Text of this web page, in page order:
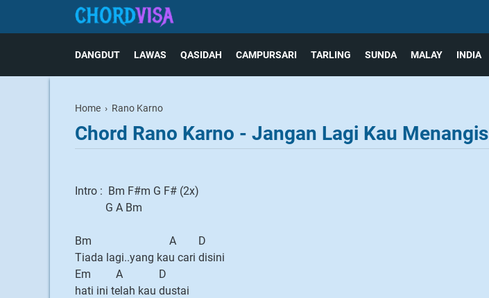
DANGDUT LAWAS QASIDAH CAMPURSARI TARLING SUNDA MALAY INDIA
Home › Rano Karno
Chord Rano Karno - Jangan Lagi Kau Menangis
Intro : Bm F#m G F# (2x)
G A Bm
Bm A D
Tiada lagi..yang kau cari disini
Em A D
hati ini telah kau dustai